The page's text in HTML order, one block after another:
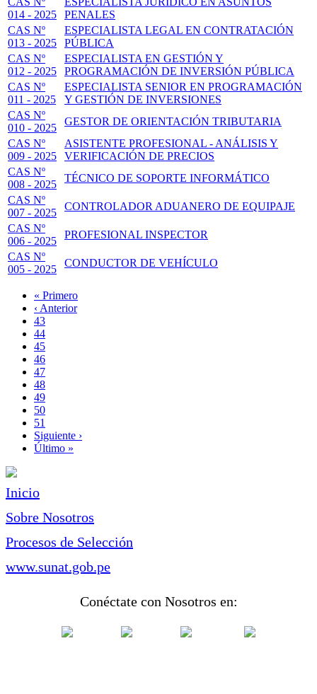
014 - 2025
PENALES
CAS Nº
013 - 2025
ESPECIALISTA LEGAL EN CONTRATACIÓN
PÚBLICA
CAS Nº
012 - 2025
ESPECIALISTA EN GESTIÓN Y
PROGRAMACIÓN DE INVERSIÓN PÚBLICA
CAS Nº
011 - 2025
ESPECIALISTA SENIOR EN PROGRAMACIÓN
Y GESTIÓN DE INVERSIONES
CAS Nº
010 - 2025
GESTOR DE ORIENTACIÓN TRIBUTARIA
CAS Nº
009 - 2025
ASISTENTE PROFESIONAL - ANÁLISIS Y
VERIFICACIÓN DE PRECIOS
CAS Nº
008 - 2025
TÉCNICO DE SOPORTE INFORMÁTICO
CAS Nº
007 - 2025
CONTROLADOR ADUANERO DE EQUIPAJE
CAS Nº
006 - 2025
PROFESIONAL INSPECTOR
CAS Nº
005 - 2025
CONDUCTOR DE VEHÍCULO
Paginación
Primera
página
« Primero
Página
anterior
‹ Anterior
Page
43
Page
44
Page
45
Page
46
Página
actual
47
Page
48
Page
49
Page
50
Page
51
Siguiente
página
Siguiente ›
Última
Último »
Inicio
Sobre Nosotros
Procesos de Selección
www.sunat.gob.pe
Conéctate con Nosotros en: